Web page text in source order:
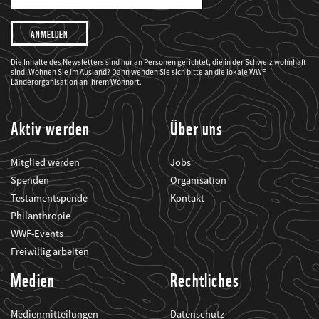
Adresse
Ich
möchte,
dass
der
WWF
mich
über
seine
Projekte
informiert.
Die Inhalte des Newsletters sind nur an Personen gerichtet, die in der Schweiz wohnhaft
sind. Wohnen Sie im Ausland? Dann wenden Sie sich bitte an die lokale WWF-
Länderorganisation an Ihrem Wohnort.
Aktiv werden
Mitglied werden
Spenden
Testamentspende
Philanthropie
WWF-Events
Freiwillig arbeiten
Über uns
Jobs
Organisation
Kontakt
Medien
Medienmitteilungen
Rechtliches
Datenschutz